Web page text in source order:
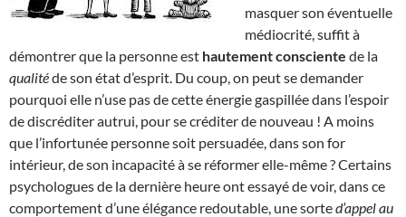
masquer son éventuelle
médiocrité, suffit à
démontrer que la personne est hautement consciente de la
qualitéde son état d’esprit. Du coup, on peut se demander
pourquoi elle n’use pas de cette énergie gaspillée dans l’espoir
de discréditer autrui, pour se créditer de nouveau ! A moins
que l’infortunée personne soit persuadée, dans son for
intérieur, de son incapacité à se réformer elle-même ? Certains
psychologues de la dernière heure ont essayé de voir, dans ce
comportement d’une élégance redoutable, une sorted’appel au